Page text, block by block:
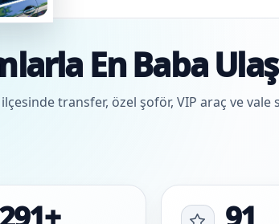
En Baba
transfer, özel şoför, VIP araç ve vale